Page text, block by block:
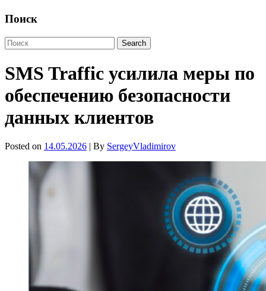
Поиск
SMS Traffic усилила меры по
обеспечению безопасности
данных клиентов
Posted on 14.05.2026 | By SergeyVladimirov